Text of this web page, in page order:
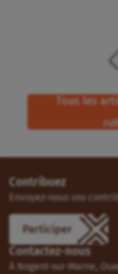
Tous les
Contribuez
Envoyez-nous vos
Participer
Contactez-nous
À Nogent-sur-Marne,